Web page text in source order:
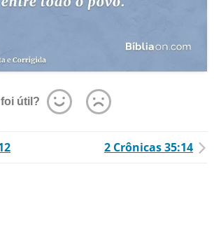
útil?
2 Crônicas 35:14